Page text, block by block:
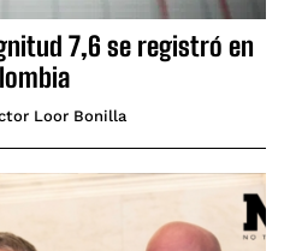
7,6 se registró en
Loor Bonilla